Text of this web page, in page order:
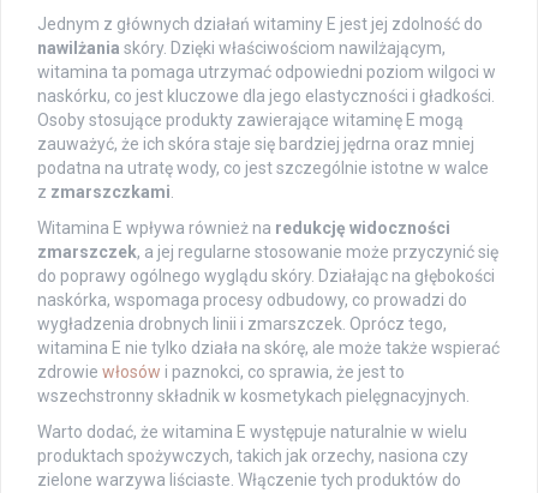
Jednym z głównych działań witaminy E jest jej zdolność do
nawilżania skóry. Dzięki właściwościom nawilżającym,
witamina ta pomaga utrzymać odpowiedni poziom wilgoci w
naskórku, co jest kluczowe dla jego elastyczności i gładkości.
Osoby stosujące produkty zawierające witaminę E mogą
zauważyć, że ich skóra staje się bardziej jędrna oraz mniej
podatna na utratę wody, co jest szczególnie istotne w walce
z zmarszczkami.
Witamina E wpływa również na redukcję widoczności
zmarszczek, a jej regularne stosowanie może przyczynić się
do poprawy ogólnego wyglądu skóry. Działając na głębokości
naskórka, wspomaga procesy odbudowy, co prowadzi do
wygładzenia drobnych linii i zmarszczek. Oprócz tego,
witamina E nie tylko działa na skórę, ale może także wspierać
zdrowie włosów i paznokci, co sprawia, że jest to
wszechstronny składnik w kosmetykach pielęgnacyjnych.
Warto dodać, że witamina E występuje naturalnie w wielu
produktach spożywczych, takich jak orzechy, nasiona czy
zielone warzywa liściaste. Włączenie tych produktów do